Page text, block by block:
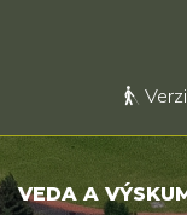
VEDA A